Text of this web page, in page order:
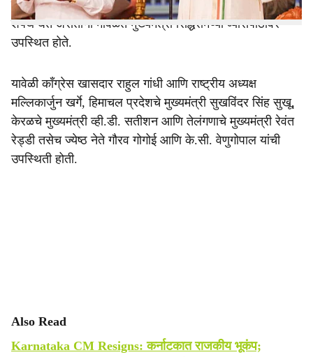
पक्षातील एकजुटीचा संदेश देण्याचा प्रयत्न केला. कारण शिवकुमार
शपथ घेत असताना मावळते मुख्यमंत्री सिद्धरामय्या व्यासपीठावर
उपस्थित होते.
यावेळी काँग्रेस खासदार राहुल गांधी आणि राष्ट्रीय अध्यक्ष
मल्लिकार्जुन खर्गे, हिमाचल प्रदेशचे मुख्यमंत्री सुखविंदर सिंह सुखू,
केरळचे मुख्यमंत्री व्ही.डी. सतीशन आणि तेलंगणाचे मुख्यमंत्री रेवंत
रेड्डी तसेच ज्येष्ठ नेते गौरव गोगोई आणि के.सी. वेणुगोपाल यांची
उपस्थिती होती.
Also Read
Karnataka CM Resigns: कर्नाटकात राजकीय भूकंप;